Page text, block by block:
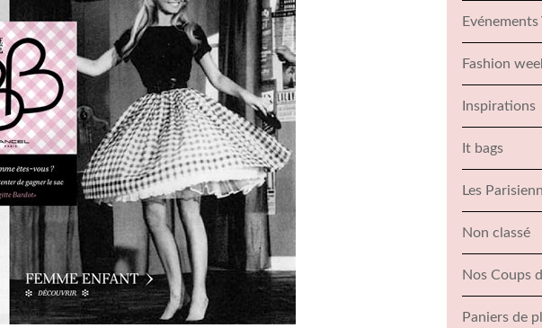
Evénements
Fashion
Inspirations
It bags
Les
Non classé
Nos Coups
Paniers de